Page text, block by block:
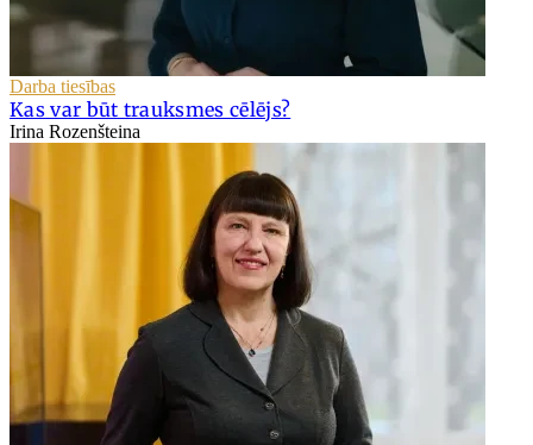
Darba tiesības
Kas var būt trauksmes cēlējs?
Irina Rozenšteina